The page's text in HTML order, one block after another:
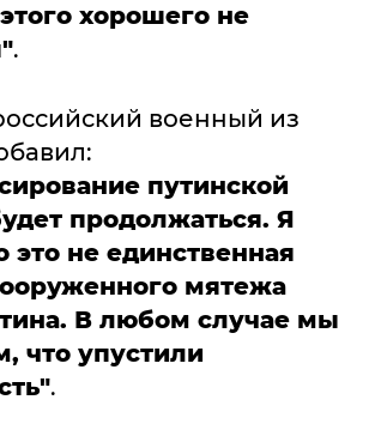
хорошего не
.
военный из
путинской
продолжаться. Я
это не единственная
мятежа
В любом случае мы
что упустили
.